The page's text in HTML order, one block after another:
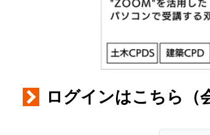
ログインはこちら（